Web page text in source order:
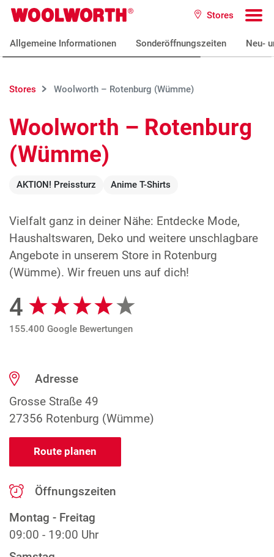
Zum Hauptinhalt
Woolworth GmbH Stores
Allgemeine Informationen Sonderöffnungszeiten Neu-
Stores Woolworth – Rotenburg (Wümme)
Woolworth – Rotenburg
(Wümme)
AKTION! Preissturz Anime T-Shirts
Vielfalt ganz in deiner Nähe: Entdecke Mode,
Haushaltswaren, Deko und weitere unschlagbare
Angebote in unserem Store in Rotenburg
(Wümme). Wir freuen uns auf dich!
Google Bewertungen
4
155.400 Google Bewertungen
Adresse
Grosse Straße 49
27356 Rotenburg (Wümme)
Route planen
Öffnungszeiten
Montag - Freitag
09:00 - 19:00 Uhr